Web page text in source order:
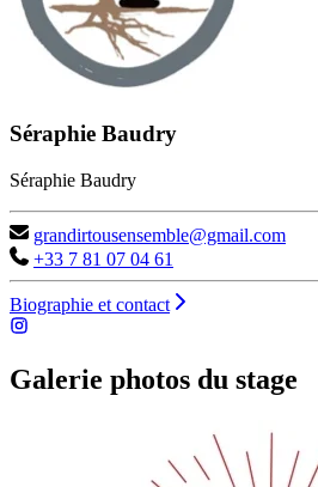
Séraphie Baudry
Séraphie Baudry
grandirtousensemble@gmail.com
+33 7 81 07 04 61
Biographie et contact
Galerie photos du stage